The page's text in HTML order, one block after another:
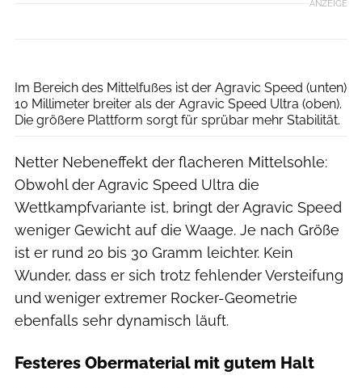
ANZEIGE
Im Bereich des Mittelfußes ist der Agravic Speed (unten)
10 Millimeter breiter als der Agravic Speed Ultra (oben).
Die größere Plattform sorgt für sprübar mehr Stabilität.
Netter Nebeneffekt der flacheren Mittelsohle:
Obwohl der Agravic Speed Ultra die
Wettkampfvariante ist, bringt der Agravic Speed
weniger Gewicht auf die Waage. Je nach Größe
ist er rund 20 bis 30 Gramm leichter. Kein
Wunder, dass er sich trotz fehlender Versteifung
und weniger extremer Rocker-Geometrie
ebenfalls sehr dynamisch läuft.
Festeres Obermaterial mit gutem Halt